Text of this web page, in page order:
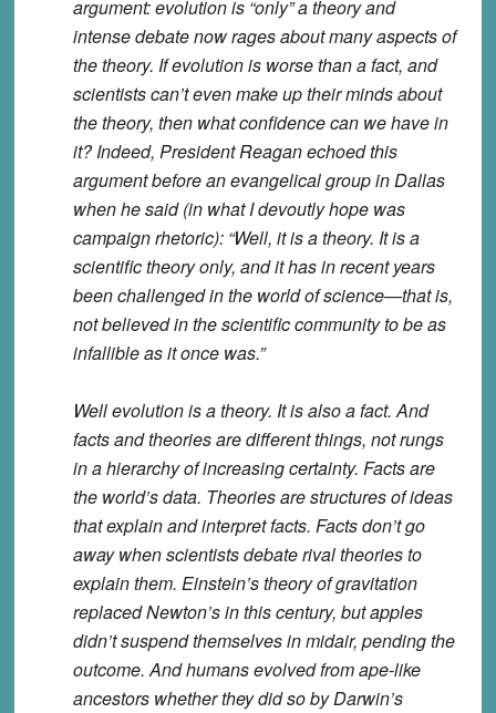
argument: evolution is “only” a theory and
intense debate now rages about many aspects of
the theory. If evolution is worse than a fact, and
scientists can’t even make up their minds about
the theory, then what confidence can we have in
it? Indeed, President Reagan echoed this
argument before an evangelical group in Dallas
when he said (in what I devoutly hope was
campaign rhetoric): “Well, it is a theory. It is a
scientific theory only, and it has in recent years
been challenged in the world of science—that is,
not believed in the scientific community to be as
infallible as it once was.”
Well evolution is a theory. It is also a fact. And
facts and theories are different things, not rungs
in a hierarchy of increasing certainty. Facts are
the world’s data. Theories are structures of ideas
that explain and interpret facts. Facts don’t go
away when scientists debate rival theories to
explain them. Einstein’s theory of gravitation
replaced Newton’s in this century, but apples
didn’t suspend themselves in midair, pending the
outcome. And humans evolved from ape-like
ancestors whether they did so by Darwin’s